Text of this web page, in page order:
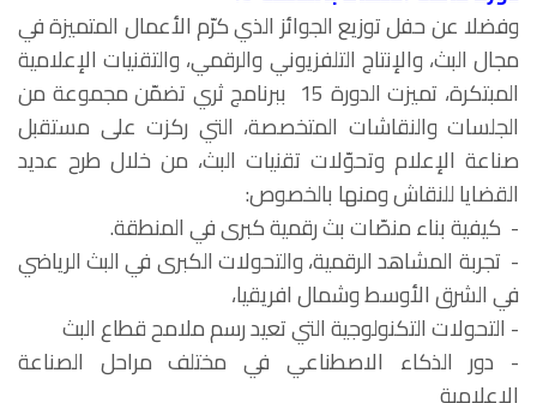
وفضلا عن حفل توزيع الجوائز الذي كرّم الأعمال المتميزة في
مجال البث، والإنتاج التلفزيوني والرقمي، والتقنيات الإعلامية
المبتكرة، تميزت الدورة 15 ببرنامج ثري تضمّن مجموعة من
الجلسات والنقاشات المتخصصة، التي ركزت على مستقبل
صناعة الإعلام وتحوّلات تقنيات البث، من خلال طرح عديد
القضايا للنقاش ومنها بالخصوص:
- كيفية بناء منصّات بث رقمية كبرى في المنطقة.
- تجربة المشاهد الرقمية، والتحولات الكبرى في البث الرياضي
في الشرق الأوسط وشمال افريقيا،
- التحولات التكنولوجية التي تعيد رسم ملامح قطاع البث
- دور الذكاء الاصطناعي في مختلف مراحل الصناعة
الإعلامية